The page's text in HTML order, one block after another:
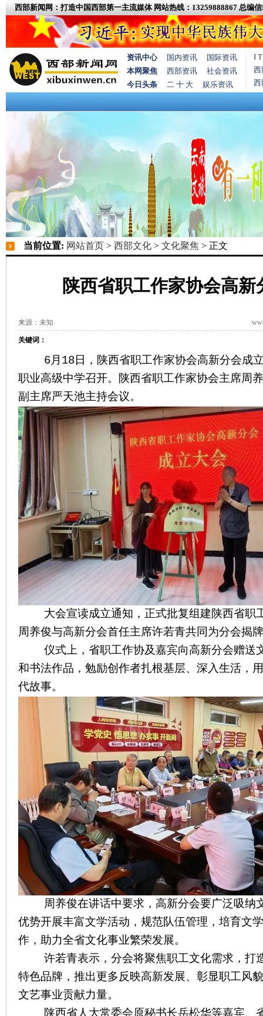
西部新闻网：打造中国西部第一主流媒体 网站热线：13259888867 总编信
资讯中心 国内资讯
国际资讯
本网聚焦
西部资讯
社会资讯
今日头条
二 十 大 娱乐资讯
I
西
西
当前位置: 网站首页 > 西部文化 > 文化聚焦 > 正文
陕西省职工作家协会高新
来源：未知
关键词：
6月18日，陕西省职工作家协会高新分会成立
职业高级中学召开。陕西省职工作家协会主席周
副主席严天池主持会议。
大会宣读成立通知，正式批复组建陕西省职
周养俊与高新分会首任主席许若青共同为分会揭
仪式上，省职工作协及嘉宾向高新分会赠送
和书法作品，勉励创作者扎根基层、深入生活，
代故事。
周养俊在讲话中要求，高新分会要广泛吸纳
优势开展丰富文学活动，规范队伍管理，培育文
作，助力全省文化事业繁荣发展。
许若青表示，分会将聚焦职工文化需求，打
特色品牌，推出更多反映高新发展、彰显职工风
文艺事业贡献力量。